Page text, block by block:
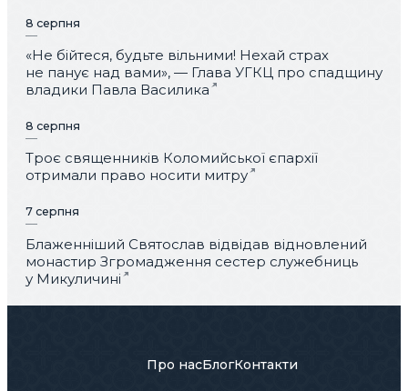
8 серпня
«Не бійтеся, будьте вільними! Нехай страх
не панує над вами», — Глава УГКЦ про спадщину
владики Павла Василика
8 серпня
Троє священників Коломийської єпархії
отримали право носити митру
7 серпня
Блаженніший Святослав відвідав відновлений
монастир Згромадження сестер служебниць
у Микуличині
Про насБлогКонтакти